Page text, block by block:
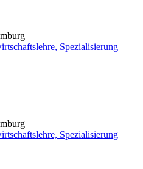
Spezialisierung
Spezialisierung